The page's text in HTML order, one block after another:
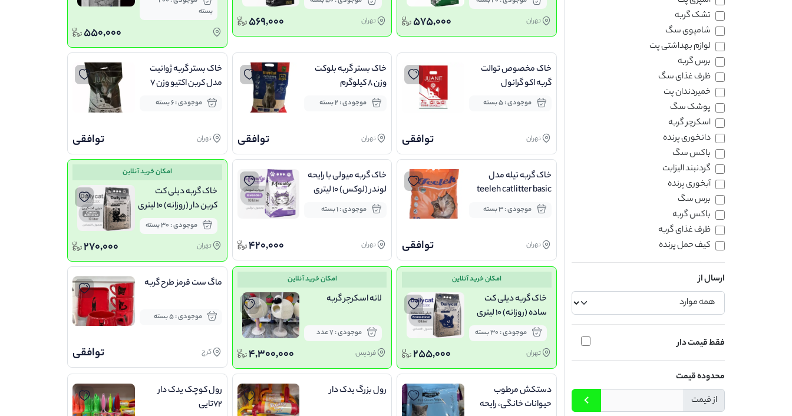
تشک گربه
شامپوی سگ
لوازم بهداشتی پت
برس گربه
ظرف غذای سگ
خمیردندان پت
پوشک سگ
اسکرچر گربه
دانخوری پرنده
باکس سگ
گردنبند الیزابت
آبخوری پرنده
برس سگ
باکس گربه
ظرف غذای گربه
کیف حمل پرنده
ارسال از
فقط قیمت دار
محدوده قیمت
از قیمت
تهران
575,000
تهران
569,000
بسته
550,000
خاک مخصوص توالت
گربه اکو گرانول
موجودی : 5 بسته
تهران توافقی
خاک بستر گربه بلوکت
وزن 8 کیلوگرم
موجودی : 2 بسته
تهران توافقی
خاک بستر گربه ژوانیت
مدل کربن اکتیو وزن 7
کیلوگرمموجودی : 6 بسته
تهران توافقی
خاک گربه تیله مدل
teeleh catlitter basic
وزن ۱۰ کیلوگرم موجودی : 3 بسته
تهران توافقی
خاک گربه میولی با رایحه
لوندر (لوکس) 10 لیتری
موجودی : 1 بسته
تهران 420,000
امکان خرید آنلاین
خاک گربه دیلی کت
کربن دار (روزانه) 10 لیتری
موجودی : 30 بسته
تهران
270,000
امکان خرید آنلاین
خاک گربه دیلی کت
ساده (روزانه) 10 لیتری
موجودی : 30 بسته
تهران
255,000
امکان خرید آنلاین
لانه اسکرچر گربه
موجودی : 7 عدد
فردیس
4,300,000
ماگ ست قرمز طرح گربه
موجودی : 5 بسته
کرج توافقی
دستکش مرطوب
حیوانات خانگی، رایحه
رول بزرگ یدک دار
رول کوچک یدک دار
۷۲تایی